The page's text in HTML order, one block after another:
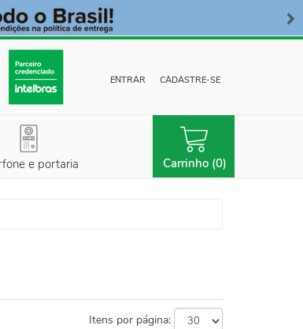
ENTRAR CADASTRE-SE
e portaria Carrinho (0)
Itens por página: